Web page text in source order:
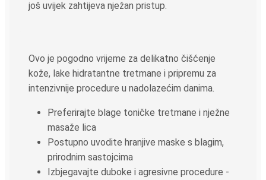
još uvijek zahtijeva nježan pristup.
Ovo je pogodno vrijeme za delikatno čišćenje
kože, lake hidratantne tretmane i pripremu za
intenzivnije procedure u nadolazećim danima.
Preferirajte blage toničke tretmane i nježne
masaže lica
Postupno uvodite hranjive maske s blagim,
prirodnim sastojcima
Izbjegavajte duboke i agresivne procedure -